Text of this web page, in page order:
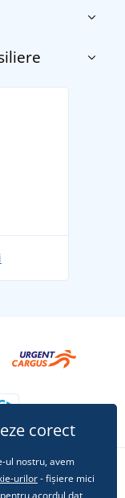
caracter
vă
pentru
corect
ul nostru, avem
urilor- fișiere mici
acordul dat